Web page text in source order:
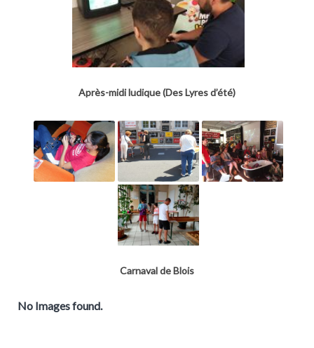
Après-midi ludique (Des Lyres d’été)
Carnaval de Blois
No Images found.